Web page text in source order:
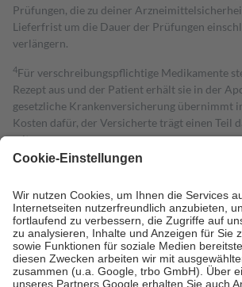
Prüfungen, die zu deiner
Lieferfrist um die Dauer der Prüfungen
verlängern.
4Für verschreibungspflichtige Medikamente
Rezept aus und der Patient erhält sie in der
gesetzliche Krankenversicherung übernimmt
Kosten dafür, der Versicherte trägt einen Teil
mit.
Grundsätzlich leisten Mitglieder Zuzahlungen
höchstens zehn Euro.
Es sind jedoch nie mehr
Kosten der Leistung zu entrichten.
Diese Regeln gelten grundsätzlich auch für
Bei Heilmitteln und häuslicher Krankenpflege
Zuzahlung zehn Prozent der Kosten sowie
Verordnung.